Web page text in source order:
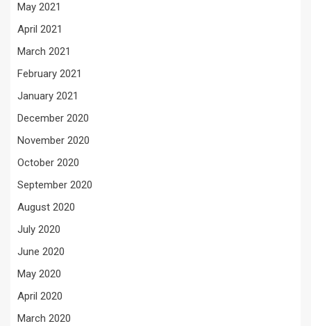
May 2021
April 2021
March 2021
February 2021
January 2021
December 2020
November 2020
October 2020
September 2020
August 2020
July 2020
June 2020
May 2020
April 2020
March 2020